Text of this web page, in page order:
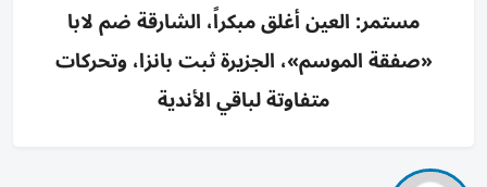
مستمر: العين أغلق مبكراً، الشارقة ضم لابا
«صفقة الموسم»، الجزيرة ثبت بانزا، وتحركات
متفاوتة لباقي الأندية